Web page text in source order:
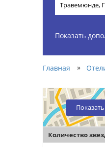
Показать
Главная »
Количество